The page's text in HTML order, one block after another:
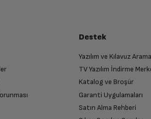
Destek
Yazılım ve Kılavuz Arama
TV Yazılım İndirme
Katalog ve Broşür
Garanti Uygulamaları
Satın Alma Rehberi